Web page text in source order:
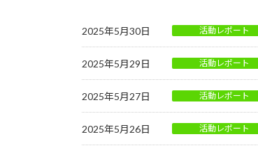
2025年5月30日 活動レポート
2025年5月29日 活動レポート
2025年5月27日 活動レポート
2025年5月26日 活動レポート